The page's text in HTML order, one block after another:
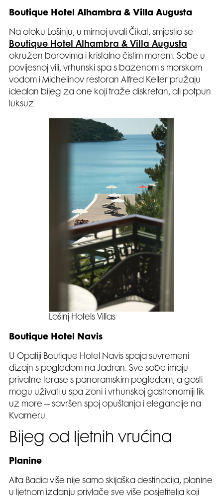
Boutique Hotel Alhambra & Villa Augusta
Na otoku Lošinju, u mirnoj uvali Čikat, smjestio se
Boutique Hotel Alhambra & Villa Augusta
okružen borovima i kristalno čistim morem. Sobe u
povijesnoj vili, vrhunski spa s bazenom s morskom
vodom i Michelinov restoran Alfred Keller pružaju
idealan bijeg za one koji traže diskretan, ali potpun
luksuz.
Lošinj Hotels Villas
Boutique Hotel Navis
U Opatiji Boutique Hotel Navis spaja suvremeni
dizajn s pogledom na Jadran. Sve sobe imaju
privatne terase s panoramskim pogledom, a gosti
mogu uživati u spa zoni i vrhunskoj gastronomiji tik
uz more – savršen spoj opuštanja i elegancije na
Kvarneru.
Bijeg od ljetnih vrućina
Planine
Alta Badia više nije samo skijaška destinacija, planine
u ljetnom izdanju privlače sve više posjetitelja koji